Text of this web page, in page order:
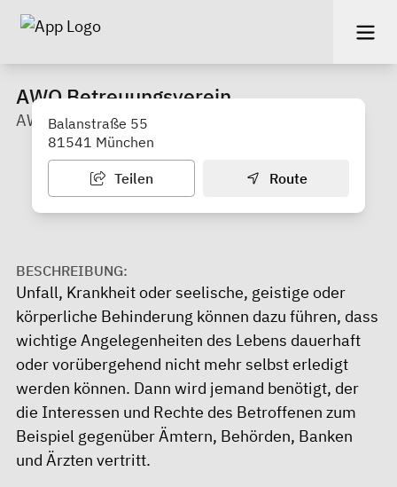
AWO Betreuungsverein
AWO Kreisverband München-Land e.V.
Balanstraße 55
81541 München
Teilen Route
BESCHREIBUNG:
Unfall, Krankheit oder seelische, geistige oder
körperliche Behinderung können dazu führen, dass
wichtige Angelegenheiten des Lebens dauerhaft
oder vorübergehend nicht mehr selbst erledigt
werden können. Dann wird jemand benötigt, der
die Interessen und Rechte des Betroffenen zum
Beispiel gegenüber Ämtern, Behörden, Banken
und Ärzten vertritt.